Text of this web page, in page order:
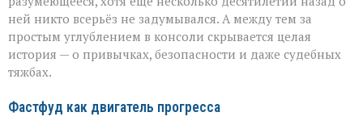
ней никто всерьёз не задумывался. А между тем за
простым углублением в консоли скрывается целая
история — о привычках, безопасности и даже судебных
тяжбах.
Фастфуд как двигатель прогресса